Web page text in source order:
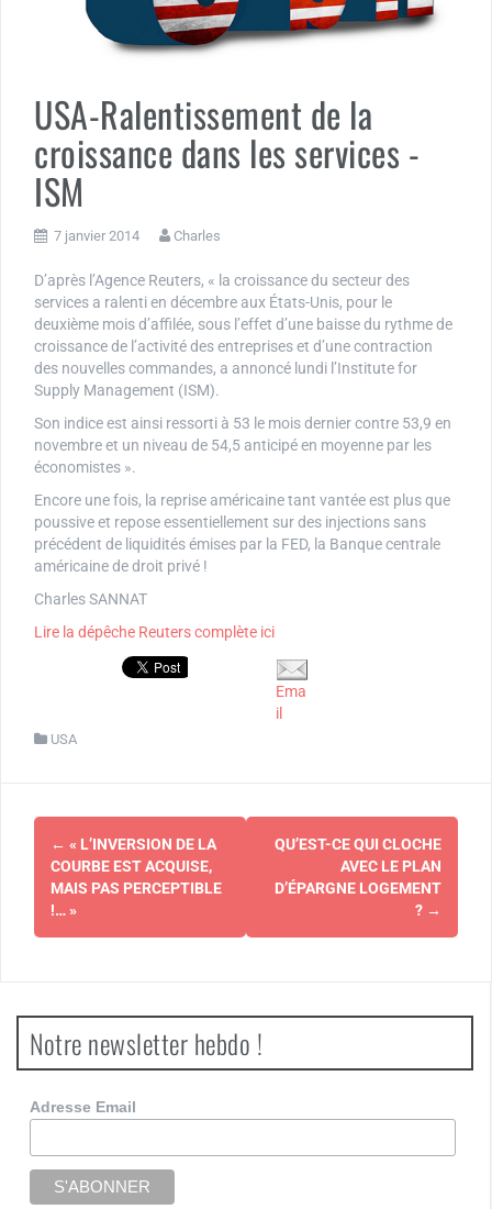
USA-Ralentissement de la
croissance dans les services -
ISM
7 janvier 2014 Charles
D’après l’Agence Reuters, « la croissance du secteur des
services a ralenti en décembre aux États-Unis, pour le
deuxième mois d’affilée, sous l’effet d’une baisse du rythme de
croissance de l’activité des entreprises et d’une contraction
des nouvelles commandes, a annoncé lundi l’Institute for
Supply Management (ISM).
Son indice est ainsi ressorti à 53 le mois dernier contre 53,9 en
novembre et un niveau de 54,5 anticipé en moyenne par les
économistes ».
Encore une fois, la reprise américaine tant vantée est plus que
poussive et repose essentiellement sur des injections sans
précédent de liquidités émises par la FED, la Banque centrale
américaine de droit privé !
Charles SANNAT
Lire la dépêche Reuters complète ici
Ema
il
USA
Navigation
d'article
← « L’INVERSION DE LA
COURBE EST ACQUISE,
MAIS PAS PERCEPTIBLE
!… »
QU’EST-CE QUI CLOCHE
AVEC LE PLAN
D’ÉPARGNE LOGEMENT
? →
Notre newsletter hebdo !
Adresse Email